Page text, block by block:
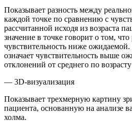
Показывает разность между
каждой точке по сравнению с
рассчитанной исходя из возраста
значение в точке говорит о том, что
чувствительность ниже
означает чувствительность выше
отклонений от среднего по
— 3D-визуализация
Показывает трехмерную картину
пациента, основанную на анализе
холма.